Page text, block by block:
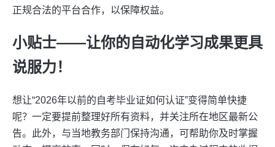
正规合法的平台合作，以保障权益。
小贴士——让你的自动化学习成果更具
说服力！
想让“2026年以前的自考毕业证如何认证”变得简单快捷
呢？一定要提前整理好所有资料，并关注所在地区最新公
告。此外，与当地教务部门保持沟通，可帮助你及时掌握